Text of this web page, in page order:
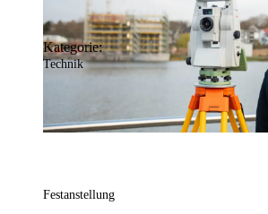
Kategorie:
Technik
Festanstellung